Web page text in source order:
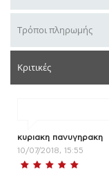
Τρόποι πληρωμής
Κριτικές
κυριακη πανυγηρακη
10/07/2018, 15:55